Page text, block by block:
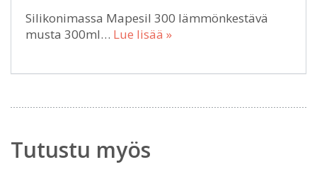
Silikonimassa Mapesil 300 lämmönkestävä
musta 300ml… Lue lisää »
Tutustu myös